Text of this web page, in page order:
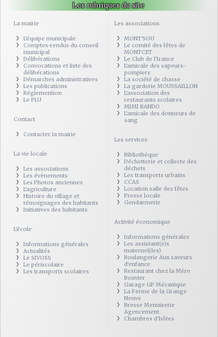
Les rubriques du site
La mairie
L'équipe municipale
Comptes-rendus du conseil
municipal
Délibérations
Convocations et liste des
délibérations
Démarches administratives
Les publications
Réglemention
Le PLU
Contact
Contacter la mairie
La vie locale
Les associations
Les évènements
Les Photos anciennes
L'agriculture
Histoire du village et
témoignages des habitants
Initiatives des habitants
L'école
Informations générales
Actualités
Le SIVOSS
Le périscolaire
Les transports scolaires
Les associations
MONT'SOU
Le comité des fêtes de
MONTCET
Le Club de l'Irance
L'amicale des sapeurs-
pompiers
La société de chasse
La garderie MOUSSAILLON
L'association des
restaurants scolaires
MIMI RANDO
L'amicale des donneurs de
sang
Les services
Bibliothèque
Déchetterie et collecte des
déchets
Les transports urbains
CCAS
Location salle des fêtes
Presse locale
Gendarmerie
Activité économique
Informations générales
Les assistant(e)s
maternel(les)
Boulangerie Aux saveurs
d'enfance
Restaurant chez la Mère
Bouvier
Garage GP Mécanique
La Ferme de la Grange
Neuve
Bresse Menuiserie
Agencement
Chambres d'hôtes